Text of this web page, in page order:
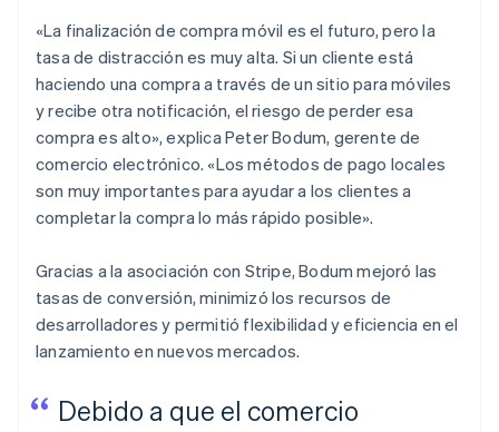
«La finalización de compra móvil es el futuro, pero la
tasa de distracción es muy alta. Si un cliente está
haciendo una compra a través de un sitio para móviles
y recibe otra notificación, el riesgo de perder esa
compra es alto», explica Peter Bodum, gerente de
comercio electrónico. «Los métodos de pago locales
son muy importantes para ayudar a los clientes a
completar la compra lo más rápido posible».
Gracias a la asociación con Stripe, Bodum mejoró las
tasas de conversión, minimizó los recursos de
desarrolladores y permitió flexibilidad y eficiencia en el
lanzamiento en nuevos mercados.
Debido a que el comercio